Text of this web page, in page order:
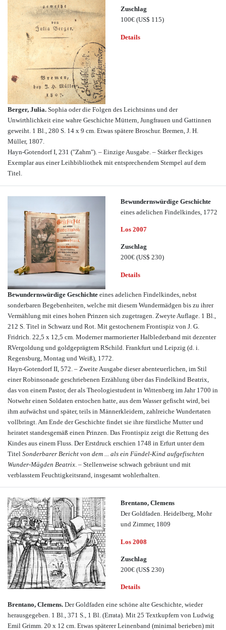
Zuschlag
100€ (US$ 115)
Details
Berger, Julia. Sophia oder die Folgen des Leichtsinns und der
Unwirthlichkeit eine wahre Geschichte Müttern, Jungfrauen und Gattinnen
geweiht. 1 Bl., 280 S. 14 x 9 cm. Etwas spätere Broschur. Bremen, J. H.
Müller, 1807.
Hayn-Gotendorf I, 231 ("Zahm"). – Einzige Ausgabe. – Stärker fleckiges
Exemplar aus einer Leihbibliothek mit entsprechendem Stempel auf dem
Titel.
Bewundernswürdige Geschichte
eines adelichen Findelkindes, 1772
Los 2007
Zuschlag
200€ (US$ 230)
Details
Bewundernswürdige Geschichte eines adelichen Findelkindes, nebst
sonderbaren Begebenheiten, welche mit diesem Wundermädgen bis zu ihrer
Vermählung mit eines hohen Prinzen sich zugetragen. Zweyte Auflage. 1 Bl.,
212 S. Titel in Schwarz und Rot. Mit gestochenem Frontispiz von J. G.
Fridrich. 22,5 x 12,5 cm. Moderner marmorierter Halblederband mit dezenter
RVergoldung und goldgeprägtem RSchild. Frankfurt und Leipzig (d. i.
Regensburg, Montag und Weiß), 1772.
Hayn-Gotendorf II, 572. – Zweite Ausgabe dieser abenteuerlichen, im Stil
einer Robinsonade geschriebenen Erzählung über das Findelkind Beatrix,
das von einem Pastor, der als Theologiestudent in Wittenberg im Jahr 1700 in
Notwehr einen Soldaten erstochen hatte, aus dem Wasser gefischt wird, bei
ihm aufwächst und später, teils in Männerkleidern, zahlreiche Wundertaten
vollbringt. Am Ende der Geschichte findet sie ihre fürstliche Mutter und
heiratet standesgemäß einen Prinzen. Das Frontispiz zeigt die Rettung des
Kindes aus einem Fluss. Der Erstdruck erschien 1748 in Erfurt unter dem
Titel Sonderbarer Bericht von dem ... als ein Fündel-Kind aufgefischten
Wunder-Mägden Beatrix . – Stellenweise schwach gebräunt und mit
verblasstem Feuchtigkeitsrand, insgesamt wohlerhalten.
Brentano, Clemens
Der Goldfaden. Heidelberg, Mohr
und Zimmer, 1809
Los 2008
Zuschlag
200€ (US$ 230)
Details
Brentano, Clemens. Der Goldfaden eine schöne alte Geschichte, wieder
herausgegeben. 1 Bl., 371 S., 1 Bl. (Errata). Mit 25 Textkupfern von Ludwig
Emil Grimm. 20 x 12 cm. Etwas späterer Leinenband (minimal berieben) mit